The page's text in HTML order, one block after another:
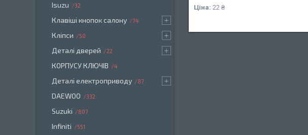
Ціна: 22 ₴
Isuzu 32
Клавіші кнопок салону 74
Кліпси 50
Деталі дверей 22
КОРПУСУ КЛЮЧІВ 4
Деталі електроприводу 87
DAEWOO 332
Suzuki 807
Infiniti 551